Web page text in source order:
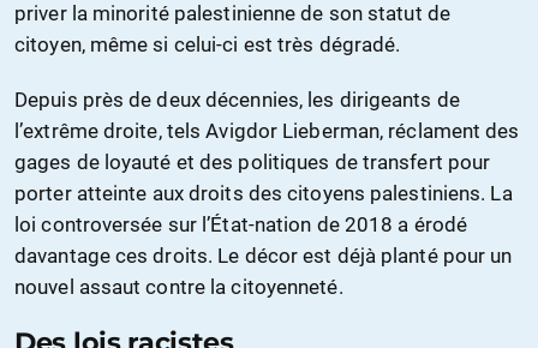
priver la minorité palestinienne de son statut de
citoyen, même si celui-ci est très dégradé.
Depuis près de deux décennies, les dirigeants de
l’extrême droite, tels Avigdor Lieberman, réclament des
gages de loyauté et des politiques de transfert pour
porter atteinte aux droits des citoyens palestiniens. La
loi controversée sur l’État-nation de 2018 a érodé
davantage ces droits. Le décor est déjà planté pour un
nouvel assaut contre la citoyenneté.